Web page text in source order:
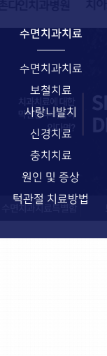
수면치과치료
수면치과치료
보철치료
사랑니발치
신경치료
충치치료
원인 및 증상
턱관절 치료방법
수면치과치료특별함 보철치료